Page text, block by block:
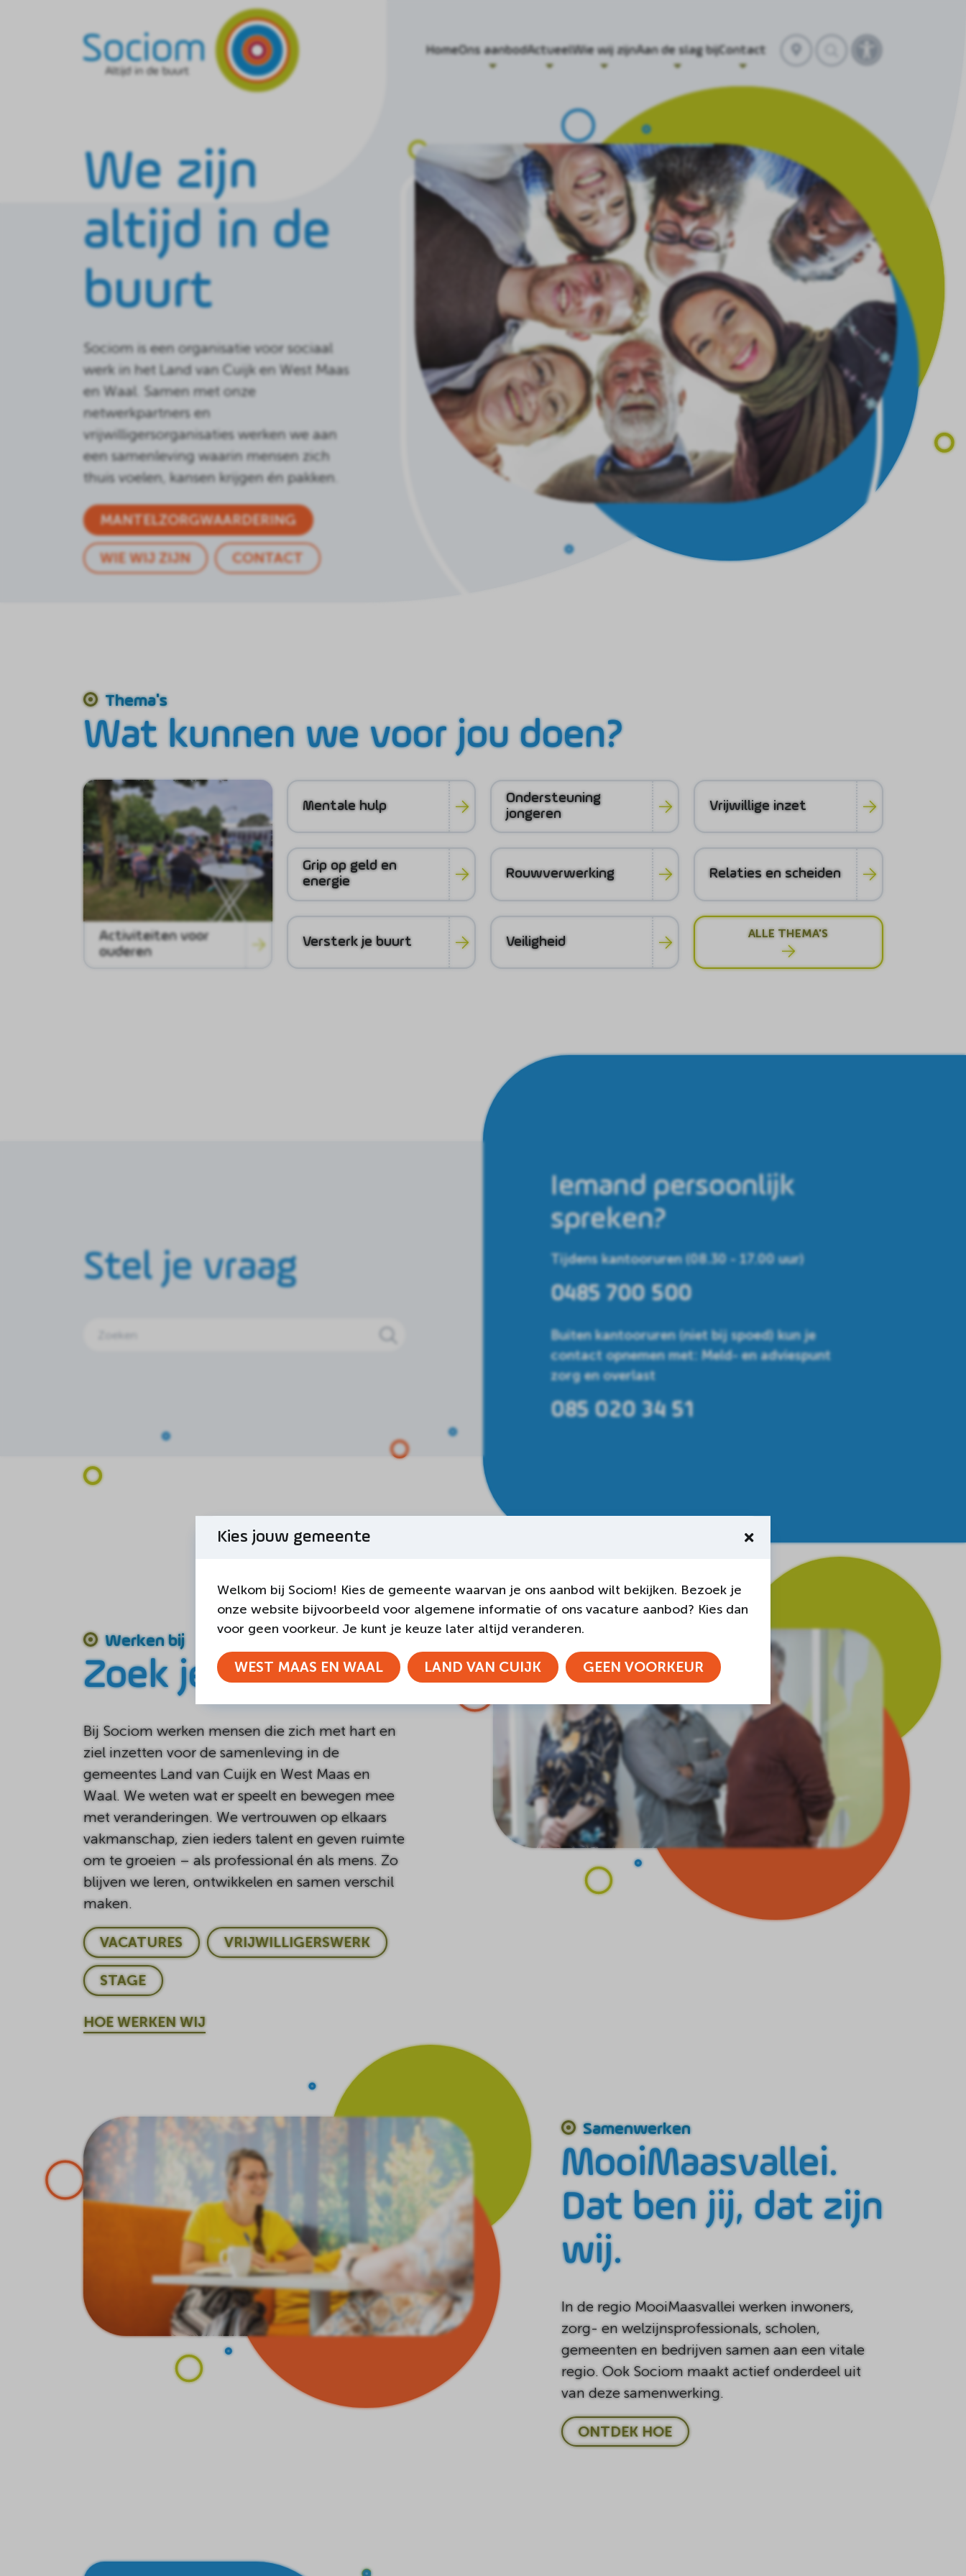
HomeOns aanbodActueelWie wij zijnAan de slag bijContact
Selecteer
We zijn
altijd in de
buurt
Sociom is een organisatie voor sociaal
werk in het Land van Cuijk en West Maas
en Waal. Samen met onze
netwerkpartners en
vrijwilligersorganisaties werken we aan
een samenleving waarin mensen zich
thuis voelen, kansen krijgen én pakken.
MANTELZORGWAARDERING
WIE WIJ ZIJN CONTACT
Thema's
Wat kunnen we voor jou doen?
Activiteiten voor
ouderen
Mentale hulp
Ondersteuning
jongeren
Vrijwillige inzet
Grip op geld en
energie
Rouwverwerking Relaties en scheiden
Versterk je buurt Veiligheid
ALLE THEMA'S
Stel je vraag
Iemand persoonlijk
spreken?
Tijdens kantooruren (08.30 - 17.00 uur)
0485 700 500
Buiten kantooruren (niet bij spoed) kun je
contact opnemen met: Meld- en adviespunt
zorg en overlast
085 020 34 51
Werken bij
Zoek je werk?
Bij Sociom werken mensen die zich met hart en
ziel inzetten voor de samenleving in de
gemeentes Land van Cuijk en West Maas en
Waal. We weten wat er speelt en bewegen mee
met veranderingen. We vertrouwen op elkaars
vakmanschap, zien ieders talent en geven ruimte
om te groeien – als professional én als mens. Zo
blijven we leren, ontwikkelen en samen verschil
maken.
VACATURES VRIJWILLIGERSWERK
STAGE
HOE WERKEN WIJ
Samenwerken
MooiMaasvallei.
Dat ben jij, dat zijn
wij.
In de regio MooiMaasvallei werken inwoners,
zorg- en welzijnsprofessionals, scholen,
gemeenten en bedrijven samen aan een vitale
regio. Ook Sociom maakt actief onderdeel uit
van deze samenwerking.
ONTDEK HOE
Kies jouw gemeente
Welkom bij Sociom! Kies de gemeente waarvan je ons aanbod wilt bekijken. Bezoek je
onze website bijvoorbeeld voor algemene informatie of ons vacature aanbod? Kies dan
voor geen voorkeur. Je kunt je keuze later altijd veranderen.
WEST MAAS EN WAAL LAND VAN CUIJK GEEN VOORKEUR